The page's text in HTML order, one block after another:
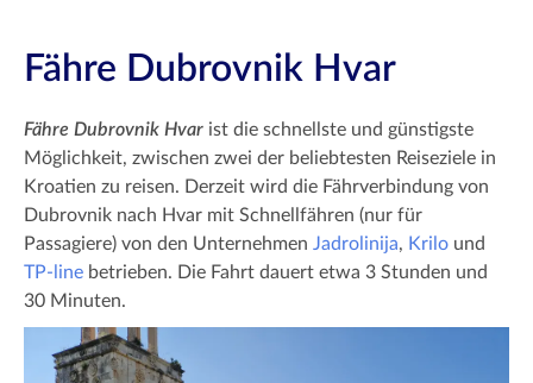
Fähre Dubrovnik Hvar
Fähre Dubrovnik Hvar ist die schnellste und günstigste
Möglichkeit, zwischen zwei der beliebtesten Reiseziele in
Kroatien zu reisen. Derzeit wird die Fährverbindung von
Dubrovnik nach Hvar mit Schnellfähren (nur für
Passagiere) von den Unternehmen Jadrolinija, Krilo und
TP-line betrieben. Die Fahrt dauert etwa 3 Stunden und
30 Minuten.